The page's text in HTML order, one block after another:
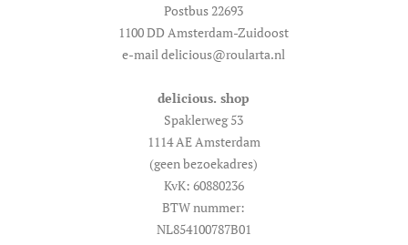
Postbus 22693
1100 DD Amsterdam-Zuidoost
e-mail delicious@roularta.nl
delicious. shop
Spaklerweg 53
1114 AE Amsterdam
(geen bezoekadres)
KvK: 60880236
BTW nummer:
NL854100787B01